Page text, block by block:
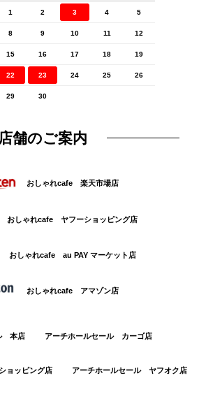
1 2 3 4 5
8 9 10 11 12
15 16 17 18 19
22 23 24 25 26
29 30
店舗のご案内
おしゃれcafe 楽天市場店
おしゃれcafe ヤフーショッピング店
おしゃれcafe au PAY マーケット店
おしゃれcafe アマゾン店
本店 アーチホールセール カーゴ店
ョッピング店 アーチホールセール ヤフオク店